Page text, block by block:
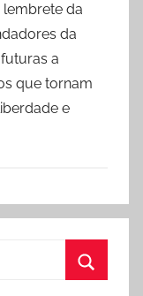
da
da
a
que tornam
e